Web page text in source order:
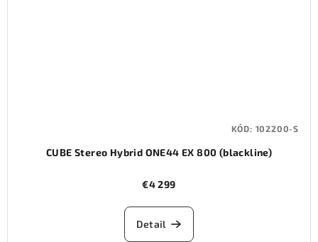
CUBE Stereo Hybrid ONE44 EX 800 (blackline)
€4 299
Detail
KÓD: 102200-S